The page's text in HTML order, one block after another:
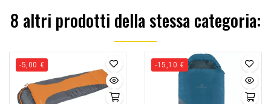
8 altri prodotti della stessa categoria:
-5,00 € -15,10 €